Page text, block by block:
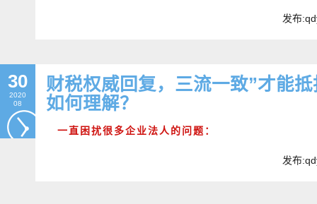
发布
30
2020
08
财税权威回复，三流一致”才能
如何理解？
一直困扰很多企业法人的问题：
发布